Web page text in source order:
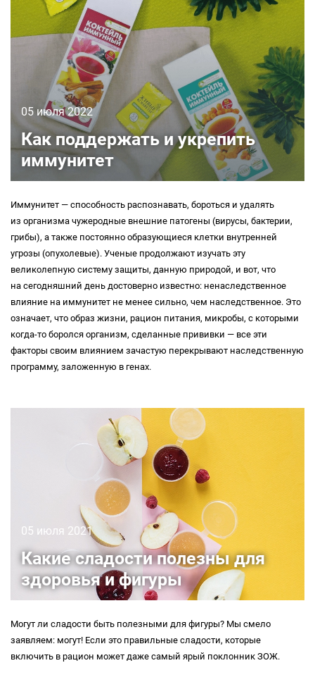
05 июля 2022
Как поддержать и укрепить
иммунитет
Иммунитет — способность распознавать, бороться и удалять
из организма чужеродные внешние патогены (вирусы, бактерии,
грибы), а также постоянно образующиеся клетки внутренней
угрозы (опухолевые). Ученые продолжают изучать эту
великолепную систему защиты, данную природой, и вот, что
на сегодняшний день достоверно известно: ненаследственное
влияние на иммунитет не менее сильно, чем наследственное. Это
означает, что образ жизни, рацион питания, микробы, с которыми
когда-тоборолся организм, сделанные прививки — все эти
факторы своим влиянием зачастую перекрывают наследственную
программу, заложенную в генах.
05 июля 2021
Какие сладости полезны для
здоровья и фигуры
Могут ли сладости быть полезными для фигуры? Мы смело
заявляем: могут! Если это правильные сладости, которые
включить в рацион может даже самый ярый поклонник ЗОЖ.